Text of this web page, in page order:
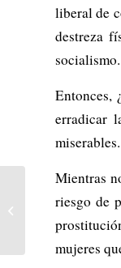
liberal de
destreza
Entonces,
erradicar
Mientras
riesgo de
mujeres
EEUU: “Por una
revolución contra la
multimillonaria” –
¡Necesitamos...